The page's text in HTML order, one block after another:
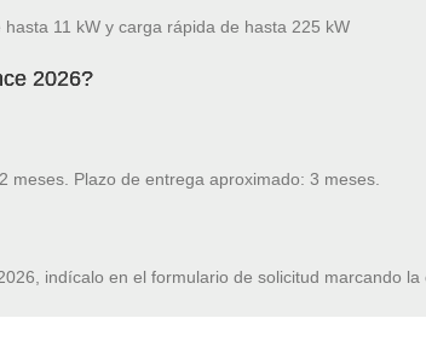
11 kW y carga rápida de hasta 225 kW
2026?
Plazo de entrega aproximado: 3 meses.
indícalo en el formulario de solicitud marcando